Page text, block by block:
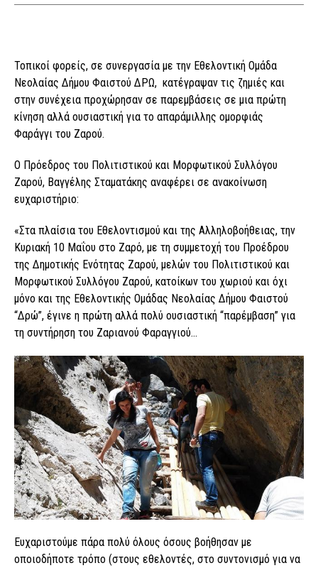
Τοπικοί φορείς, σε συνεργασία με την Εθελοντική Ομάδα
Νεολαίας Δήμου Φαιστού ΔΡΩ, κατέγραψαν τις ζημιές και
στην συνέχεια προχώρησαν σε παρεμβάσεις σε μια πρώτη
κίνηση αλλά ουσιαστική για το απαράμιλλης ομορφιάς
Φαράγγι του Ζαρού.
Ο Πρόεδρος του Πολιτιστικού και Μορφωτικού Συλλόγου
Ζαρού, Βαγγέλης Σταματάκης αναφέρει σε ανακοίνωση
ευχαριστήριο:
«Στα πλαίσια του Εθελοντισμού και της Αλληλοβοήθειας, την
Κυριακή 10 Μαΐου στο Ζαρό, με τη συμμετοχή του Προέδρου
της Δημοτικής Ενότητας Ζαρού, μελών του Πολιτιστικού και
Μορφωτικού Συλλόγου Ζαρού, κατοίκων του χωριού και όχι
μόνο και της Εθελοντικής Ομάδας Νεολαίας Δήμου Φαιστού
“Δρώ”, έγινε η πρώτη αλλά πολύ ουσιαστική “παρέμβαση” για
τη συντήρηση του Ζαριανού Φαραγγιού…
Ευχαριστούμε πάρα πολύ όλους όσους βοήθησαν με
οποιοδήποτε τρόπο (στους εθελοντές, στο συντονισμό για να